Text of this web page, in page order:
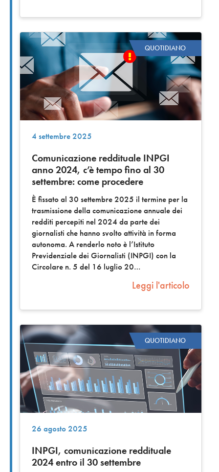
QUOTIDIANO
4 settembre 2025
Comunicazione reddituale INPGI
anno 2024, c’è tempo fino al 30
settembre: come procedere
È fissato al 30 settembre 2025 il termine per la
trasmissione della comunicazione annuale dei
redditi percepiti nel 2024 da parte dei
giornalisti che hanno svolto attività in forma
autonoma. A renderlo noto è l’Istituto
Previdenziale dei Giornalisti (INPGI) con la
Circolare n. 5 del 16 luglio 20
Leggi l'articolo
QUOTIDIANO
26 agosto 2025
INPGI, comunicazione reddituale
2024 entro il 30 settembre